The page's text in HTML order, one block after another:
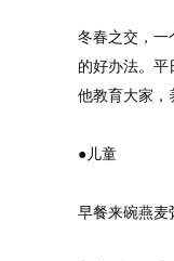
冬春之交，一
的好办法。平
他教育大家，
●儿童
早餐来碗燕麦